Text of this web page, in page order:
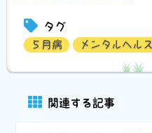
タグ
５月病 メンタルヘルス
関連する記事